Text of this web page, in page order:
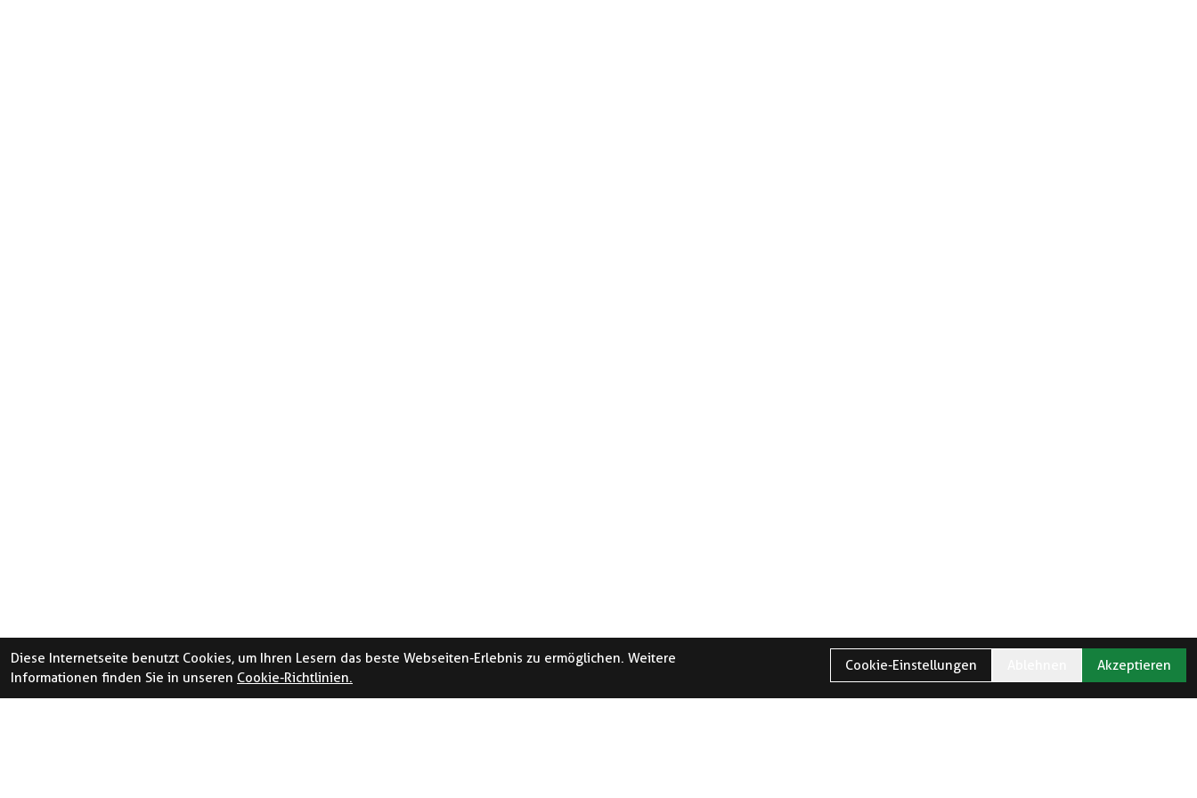
Diese Internetseite benutzt Cookies, um Ihren Lesern das beste Webseiten-Erlebnis zu ermöglichen. Weitere
Informationen finden Sie in unseren Cookie-Richtlinien.
Cookie-Einstellungen Akzeptieren